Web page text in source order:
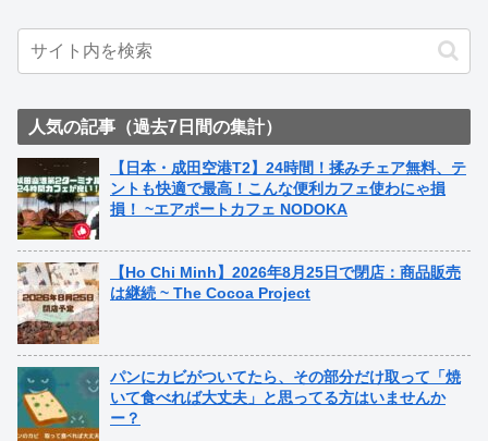
人気の記事（過去7日間の集計）
【日本・成田空港T2】24時間！揉みチェア無料、テ
ントも快適で最高！こんな便利カフェ使わにゃ損
損！ ~エアポートカフェ NODOKA
【Ho Chi Minh】2026年8月25日で閉店：商品販売
は継続 ~ The Cocoa Project
パンにカビがついてたら、その部分だけ取って「焼
いて食べれば大丈夫」と思ってる方はいませんか
ー？